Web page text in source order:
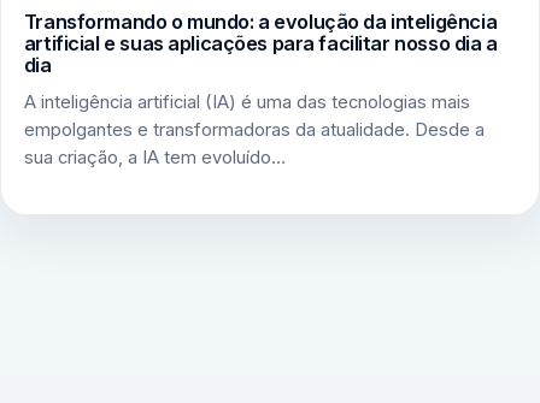
Transformando o mundo: a evolução da inteligência
artificial e suas aplicações para facilitar nosso dia a
dia
A inteligência artificial (IA) é uma das tecnologias mais
empolgantes e transformadoras da atualidade. Desde a
sua criação, a IA tem evoluído…